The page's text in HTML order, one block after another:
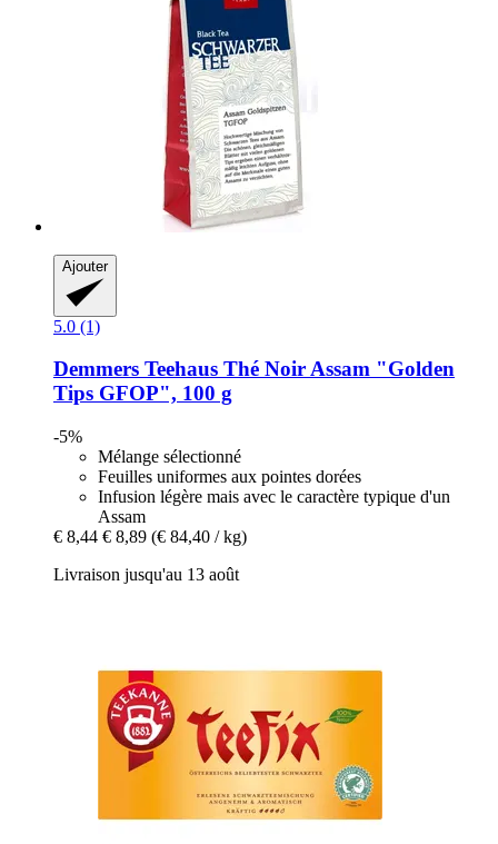
Ajouter
5.0 (1)
Demmers Teehaus Thé Noir Assam "Golden
Tips GFOP", 100 g
-5%
Mélange sélectionné
Feuilles uniformes aux pointes dorées
Infusion légère mais avec le caractère typique d'un
Assam
€ 8,44 € 8,89 (€ 84,40 / kg)
Livraison jusqu'au 13 août